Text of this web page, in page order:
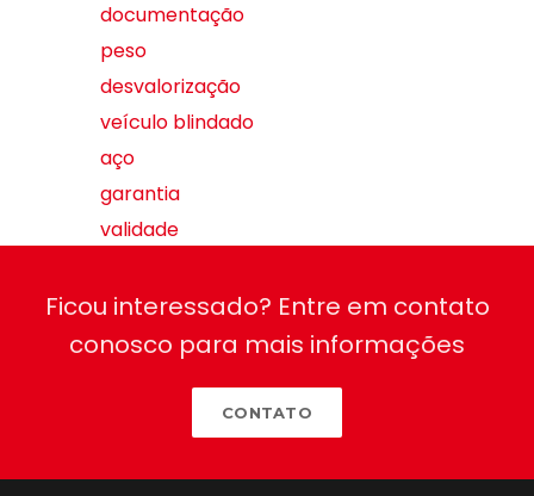
documentação
peso
desvalorização
veículo blindado
aço
garantia
validade
Ficou interessado? Entre em contato
conosco para mais informações
CONTATO